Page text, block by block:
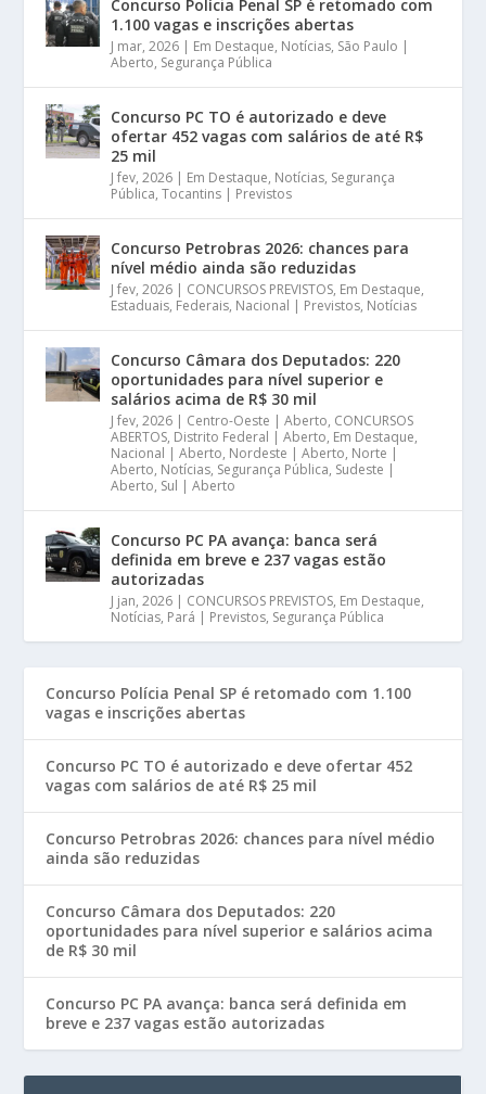
Concurso Polícia Penal SP é retomado com
1.100 vagas e inscrições abertas
J mar, 2026 | Em Destaque, Notícias, São Paulo |
Aberto, Segurança Pública
Concurso PC TO é autorizado e deve
ofertar 452 vagas com salários de até R$
25 mil
J fev, 2026 | Em Destaque, Notícias, Segurança
Pública,Tocantins | Previstos
Concurso Petrobras 2026: chances para
nível médio ainda são reduzidas
J fev, 2026 | CONCURSOS PREVISTOS, Em Destaque,
Estaduais, Federais, Nacional | Previstos, Notícias
Concurso Câmara dos Deputados: 220
oportunidades para nível superior e
salários acima de R$ 30 mil
J fev, 2026 | Centro-Oeste | Aberto, CONCURSOS
ABERTOS, Distrito Federal | Aberto, Em Destaque,
Nacional | Aberto, Nordeste | Aberto, Norte |
Aberto, Notícias, Segurança Pública, Sudeste |
Aberto, Sul | Aberto
Concurso PC PA avança: banca será
definida em breve e 237 vagas estão
autorizadas
J jan, 2026 | CONCURSOS PREVISTOS, Em Destaque,
Notícias, Pará | Previstos, Segurança Pública
Concurso Polícia Penal SP é retomado com 1.100
vagas e inscrições abertas
Concurso PC TO é autorizado e deve ofertar 452
vagas com salários de até R$ 25 mil
Concurso Petrobras 2026: chances para nível médio
ainda são reduzidas
Concurso Câmara dos Deputados: 220
oportunidades para nível superior e salários acima
de R$ 30 mil
Concurso PC PA avança: banca será definida em
breve e 237 vagas estão autorizadas